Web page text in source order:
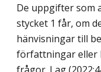
De uppgifter som
stycket 1 får, om
hänvisningar till
författningar eller